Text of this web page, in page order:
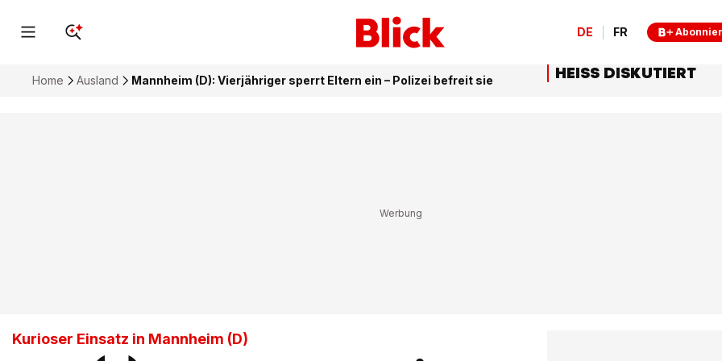
DE FR
Home Ausland Mannheim (D): Vierjähriger sperrt Eltern ein – Polizei befreit sie
Kurioser Einsatz in Mannheim (D)
HEISS DISKUTIERT